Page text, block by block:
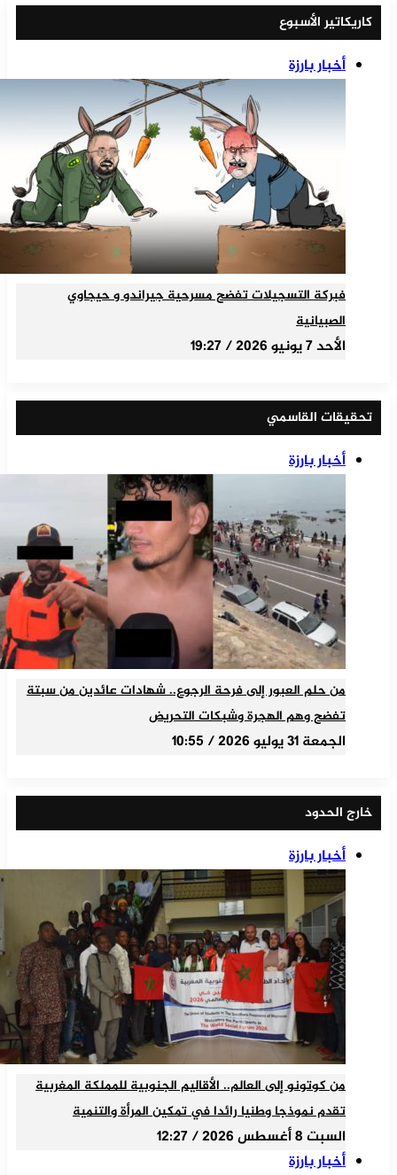
كاريكاتير الأسبوع
أخبار بارزة
فبركة التسجيلات تفضح مسرحية جيراندو و حيجاوي
الصبيانية
الأحد 7 يونيو 2026 / 19:27
تحقيقات القاسمي
أخبار بارزة
من حلم العبور إلى فرحة الرجوع.. شهادات عائدين من سبتة
تفضح وهم الهجرة وشبكات التحريض
الجمعة 31 يوليو 2026 / 10:55
خارج الحدود
أخبار بارزة
من كوتونو إلى العالم.. الأقاليم الجنوبية للمملكة المغربية
تقدم نموذجا وطنيا رائدا في تمكين المرأة والتنمية
السبت 8 أغسطس 2026 / 12:27
أخبار بارزة